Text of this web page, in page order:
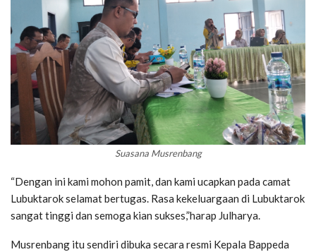
Suasana Musrenbang
“Dengan ini kami mohon pamit, dan kami ucapkan pada camat
Lubuktarok selamat bertugas. Rasa kekeluargaan di Lubuktarok
sangat tinggi dan semoga kian sukses,”harap Julharya.
Musrenbang itu sendiri dibuka secara resmi Kepala Bappeda